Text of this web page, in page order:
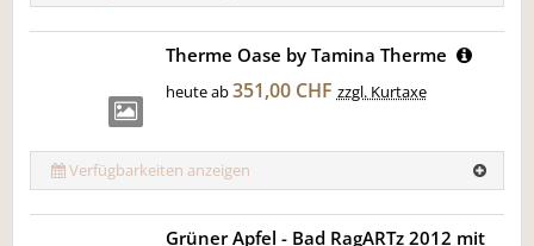
Therme Oase by Tamina Therme
heute ab351,00 CHF zzgl. Kurtaxe
Verfügbarkeiten anzeigen
Grüner Apfel - Bad RagARTz 2012 mit